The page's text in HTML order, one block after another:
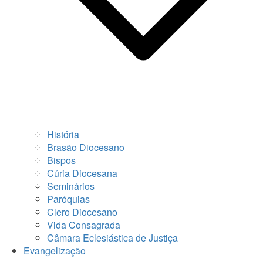
História
Brasão Diocesano
Bispos
Cúria Diocesana
Seminários
Paróquias
Clero Diocesano
Vida Consagrada
Câmara Eclesiástica de Justiça
Evangelização